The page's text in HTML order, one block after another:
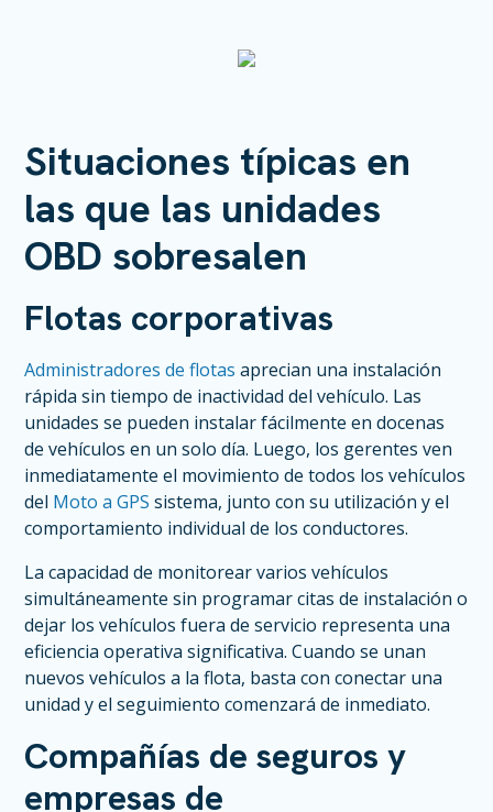
Situaciones típicas en
las que las unidades
OBD sobresalen
Flotas corporativas
Administradores de flotas aprecian una instalación
rápida sin tiempo de inactividad del vehículo. Las
unidades se pueden instalar fácilmente en docenas
de vehículos en un solo día. Luego, los gerentes ven
inmediatamente el movimiento de todos los vehículos
del Moto a GPS sistema, junto con su utilización y el
comportamiento individual de los conductores.
La capacidad de monitorear varios vehículos
simultáneamente sin programar citas de instalación o
dejar los vehículos fuera de servicio representa una
eficiencia operativa significativa. Cuando se unan
nuevos vehículos a la flota, basta con conectar una
unidad y el seguimiento comenzará de inmediato.
Compañías de seguros y
empresas de